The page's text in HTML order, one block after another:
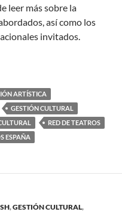
leer más sobre la
así como los
invitados.
de proyectos y
ARTÍSTICA
GESTIÓN CULTURAL
RED DE TEATROS
ESPAÑA
,GESTIÓN CULTURAL,